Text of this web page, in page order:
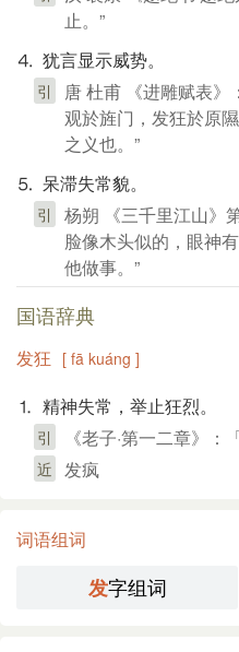
止。”
⒋ 犹言显示威势。
引
唐 杜甫 《进雕赋表》
观於旌门，发狂於原
之义也。”
⒌ 呆滞失常貌。
引
杨朔 《三千里江山》
脸像木头似的，眼神
他做事。”
国语辞典
发狂 [ fā kuáng ]
⒈ 精神失常，举止狂烈。
引 《老子·第一二章》：
近 发疯
词语组词
发字组词